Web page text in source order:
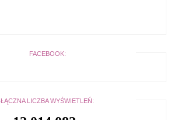
FACEBOOK:
ŁĄCZNA LICZBA WYŚWIETLEŃ: